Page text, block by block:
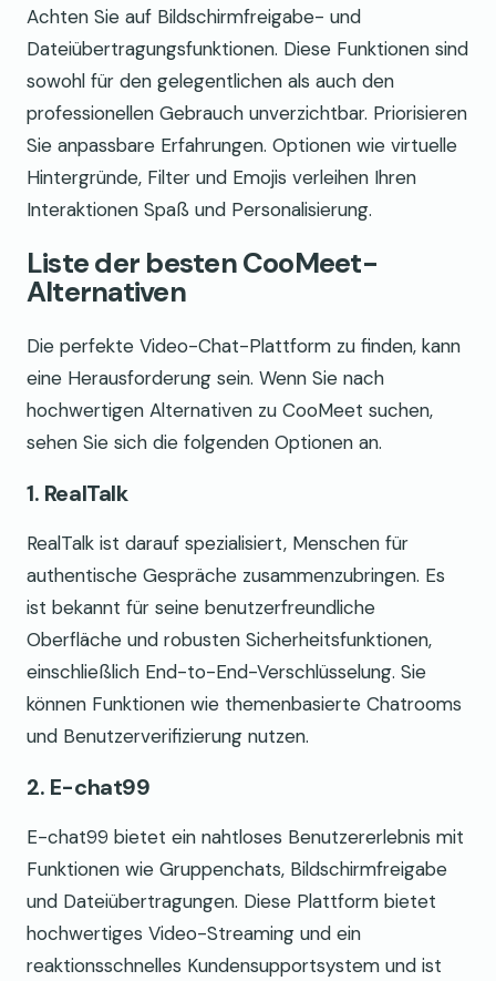
Achten Sie auf Bildschirmfreigabe- und
Dateiübertragungsfunktionen. Diese Funktionen sind
sowohl für den gelegentlichen als auch den
professionellen Gebrauch unverzichtbar. Priorisieren
Sie anpassbare Erfahrungen. Optionen wie virtuelle
Hintergründe, Filter und Emojis verleihen Ihren
Interaktionen Spaß und Personalisierung.
Liste der besten CooMeet-
Alternativen
Die perfekte Video-Chat-Plattform zu finden, kann
eine Herausforderung sein. Wenn Sie nach
hochwertigen Alternativen zu CooMeet suchen,
sehen Sie sich die folgenden Optionen an.
1. RealTalk
RealTalk ist darauf spezialisiert, Menschen für
authentische Gespräche zusammenzubringen. Es
ist bekannt für seine benutzerfreundliche
Oberfläche und robusten Sicherheitsfunktionen,
einschließlich End-to-End-Verschlüsselung. Sie
können Funktionen wie themenbasierte Chatrooms
und Benutzerverifizierung nutzen.
2. E-chat99
E-chat99 bietet ein nahtloses Benutzererlebnis mit
Funktionen wie Gruppenchats, Bildschirmfreigabe
und Dateiübertragungen. Diese Plattform bietet
hochwertiges Video-Streaming und ein
reaktionsschnelles Kundensupportsystem und ist